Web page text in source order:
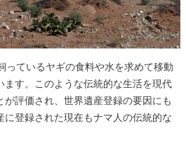
っているヤギの食料や水を求めて移動
ます。このような伝統的な生活を現代
評価され、世界遺産登録の要因にも
に登録された現在もナマ人の伝統的な